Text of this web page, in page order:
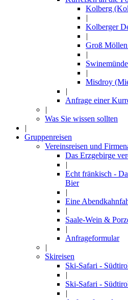
Kolberg
|
Kolberger
|
Groß
|
|
Misdroy
|
Anfrage einer
|
Was Sie wissen sollten
|
Gruppenreisen
Vereinsreisen und
Das Erzgebirge
|
Echt fränkisch -
Bier
|
Eine
|
Saale-Wein &
|
Anfrageformular
|
Skireisen
Ski-Safari -
|
Ski-Safari -
|